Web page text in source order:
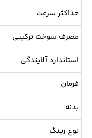
حداکثر سرعت
مصرف سوخت ترکیبی
استاندارد آلایندگی
فرمان
بدنه
نوع رینگ